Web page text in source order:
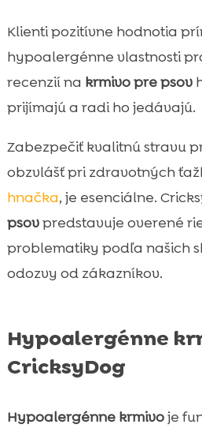
Klienti pozitívne hodnotia
hypoalergénne vlastnosti
recenzií na krmivo pre psov
prijímajú a radi ho jedávajú.
Zabezpečiť kvalitnú stravu
obzvlášť pri zdravotných
hnačka, je esenciálne.
psovpredstavuje overené
problematiky podľa našich
odozvy od zákazníkov.
Hypoalergénne
CricksyDog
Hypoalergénne krmivoje